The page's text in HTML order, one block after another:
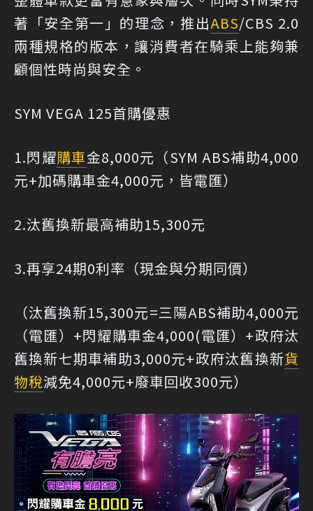
著「安全第一」的理念，推出ABS/CBS 2.0
兩種規格的版本，讓消費者在騎乘上能夠兼
顧個性時尚與安全。
SYM VEGA 125首購優惠
1.閃耀購車金8,000元（SYM ABS補助4,000
元+加碼購車金4,000元，皆電匯）
2.汰舊換新最高補助15,300元
3.再享24期0利率（現金與分期同價）
（汰舊換新15,300元=三陽ABS補助4,000元
（電匯）+閃耀購車金4,000(電匯）+政府汰
舊換新七期車補助3,000元+政府汰舊換新貨
物稅減免4,000元+廢車回收300元）